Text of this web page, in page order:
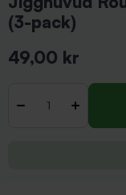
(3-pack)
49,00 kr
- +